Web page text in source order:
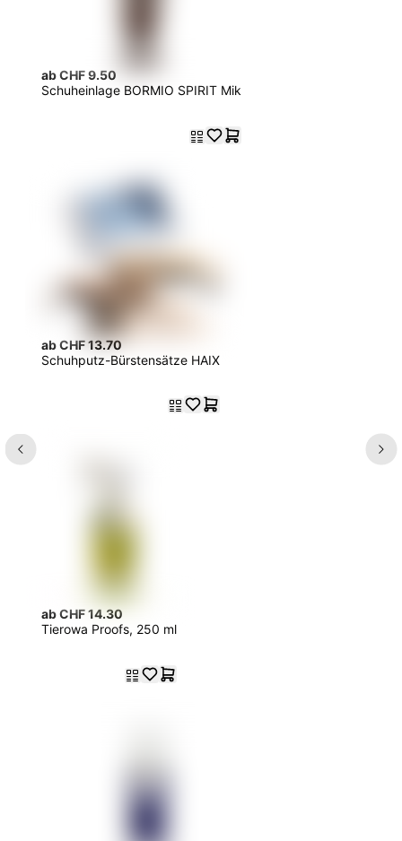
ab CHF 9.50
Schuheinlage BORMIO SPIRIT Mik
ab CHF 13.70
Schuhputz-Bürstensätze HAIX
ab CHF 14.30
Tierowa Proofs, 250 ml